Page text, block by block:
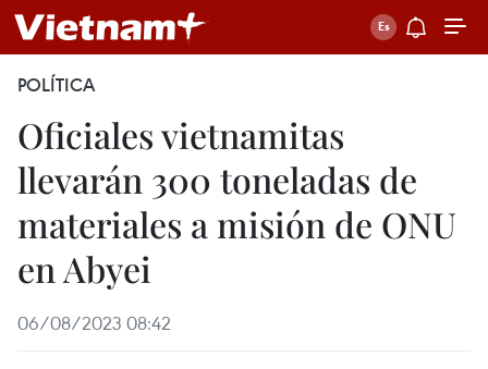
POLÍTICA
Oficiales vietnamitas
llevarán 300 toneladas de
materiales a misión de ONU
en Abyei
06/08/2023 08:42